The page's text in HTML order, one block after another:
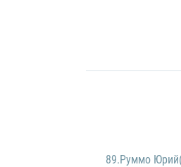
89.Руммо